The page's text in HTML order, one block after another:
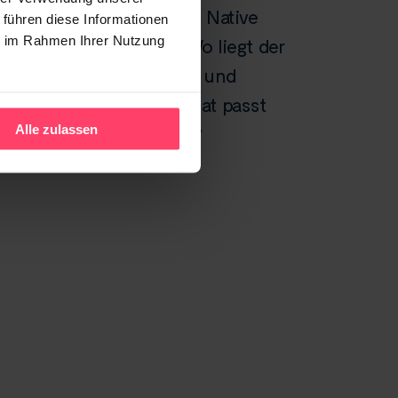
diese Informationen
Rahmen Ihrer Nutzung
Alle zulassen
Advertorial vs. Native
Advertising: Wo liegt der
Unterschied – und
welches Format passt
zu Ihrem Ziel?